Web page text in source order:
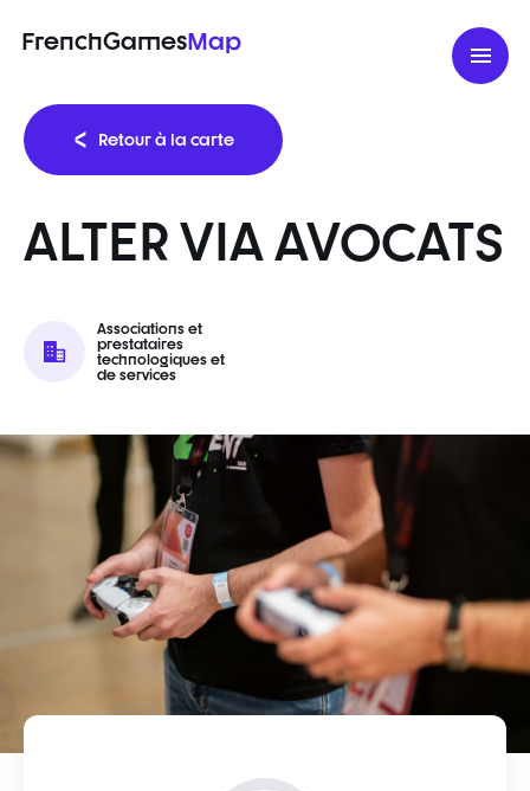
FrenchGamesMap
Retour à la carte
ALTER VIA AVOCATS
Associations et
prestataires
technologiques et
de services